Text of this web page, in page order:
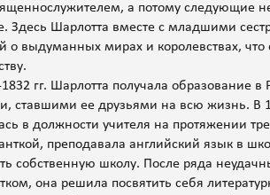
а потому следующие
Здесь Шарлотта вместе с младшими
о выдуманных мирах и королевствах,
гг. Шарлотта получала образование
ставшими ее друзьями на всю жизнь. В
в должности учителя на протяжении
преподавала английский язык в
собственную школу. После ряда
она решила посвятить себя